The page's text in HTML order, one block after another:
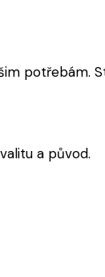
potřebám.
a původ.